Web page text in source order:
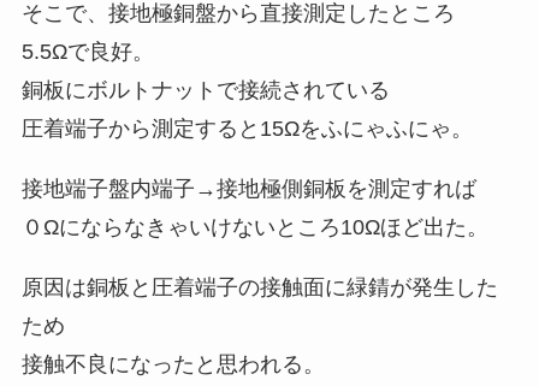
そこで、接地極銅盤から直接測定したところ
5.5Ωで良好。
銅板にボルトナットで接続されている
圧着端子から測定すると15Ωをふにゃふにゃ。
接地端子盤内端子→接地極側銅板を測定すれば
０Ωにならなきゃいけないところ10Ωほど出た。
原因は銅板と圧着端子の接触面に緑錆が発生した
ため
接触不良になったと思われる。